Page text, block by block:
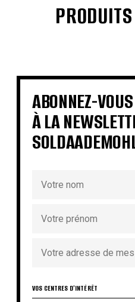
€
€
€
ABONNEZ-VOUS
À LA
VOS CENTRES D'INTÉRÊT